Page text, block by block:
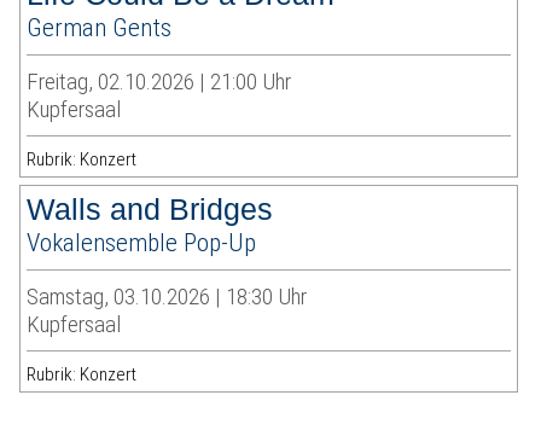
German Gents
Freitag, 02.10.2026 | 21:00 Uhr
Kupfersaal
Rubrik: Konzert
Walls and Bridges
Vokalensemble Pop-Up
Samstag, 03.10.2026 | 18:30 Uhr
Kupfersaal
Rubrik: Konzert